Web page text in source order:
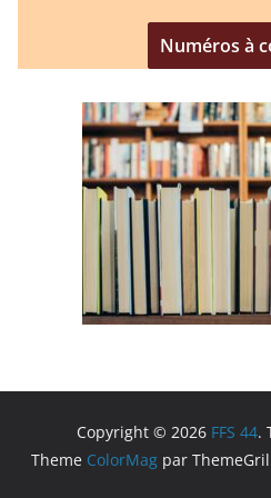
Numéros à
Copyright © 2026 FFS 44.
Theme ColorMagpar